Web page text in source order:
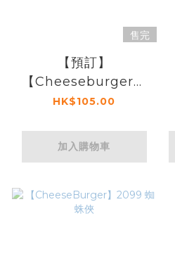
售完
【預訂】
【Cheeseburger】
蜘蛛俠頭盔
HK$105.00
加入購物車